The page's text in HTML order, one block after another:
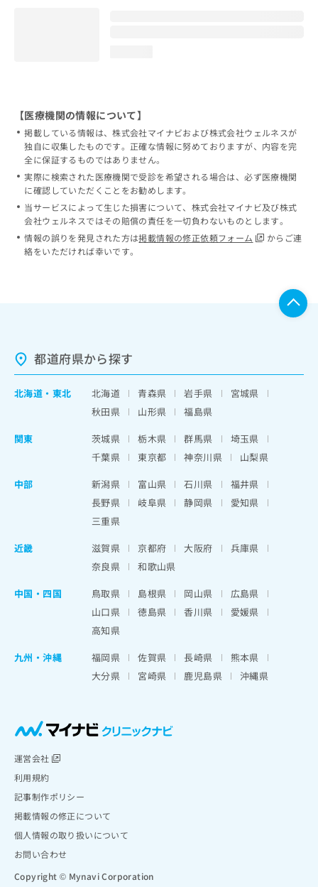
【医療機関の情報について】
掲載している情報は、株式会社マイナビおよび株式会社ウェルネスが
独自に収集したものです。正確な情報に努めておりますが、内容を完
全に保証するものではありません。
実際に検索された医療機関で受診を希望される場合は、必ず医療機関
に確認していただくことをお勧めします。
当サービスによって生じた損害について、株式会社マイナビ及び株式
会社ウェルネスではその賠償の責任を一切負わないものとします。
情報の誤りを発見された方は掲載情報の修正依頼フォーム
からご連
絡をいただければ幸いです。
都道府県から探す
北海道 ・ 東北 北海道 青森県 岩手県
宮城県
秋田県
山形県
福島県
関東
茨城県 栃木県 群馬県
埼玉県
千葉県
東京都 神奈川県
山梨県
中部
新潟県 富山県 石川県
福井県
長野県
岐阜県 静岡県
愛知県
三重県
近畿
滋賀県 京都府 大阪府
兵庫県
奈良県
和歌山県
中国・四国
鳥取県 島根県 岡山県
広島県
山口県
徳島県 香川県
愛媛県
高知県
九州・沖縄
福岡県 佐賀県 長崎県
熊本県
大分県
宮崎県 鹿児島県 沖縄県
運営会社
利用規約
記事制作ポリシー
掲載情報の修正について
個人情報の取り扱いについて
お問い合わせ
Copyright © Mynavi Corporation